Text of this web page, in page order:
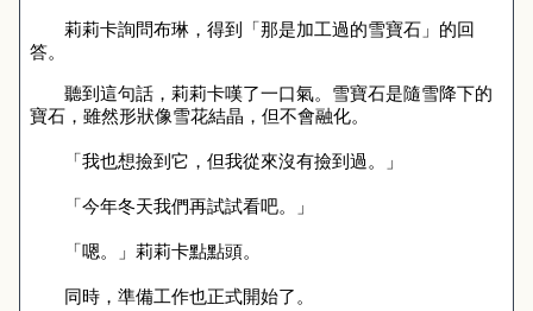
莉莉卡詢問布琳，得到「那是加工過的雪寶石」的回
答。
聽到這句話，莉莉卡嘆了一口氣。雪寶石是隨雪降下的
寶石，雖然形狀像雪花結晶，但不會融化。
「我也想撿到它，但我從來沒有撿到過。」
「今年冬天我們再試試看吧。」
「嗯。」莉莉卡點點頭。
同時，準備工作也正式開始了。